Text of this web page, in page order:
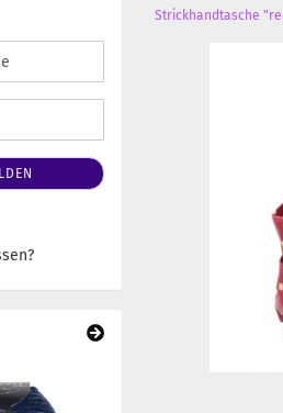
WOLLE UNGEFÄRBTStrickhandtasche